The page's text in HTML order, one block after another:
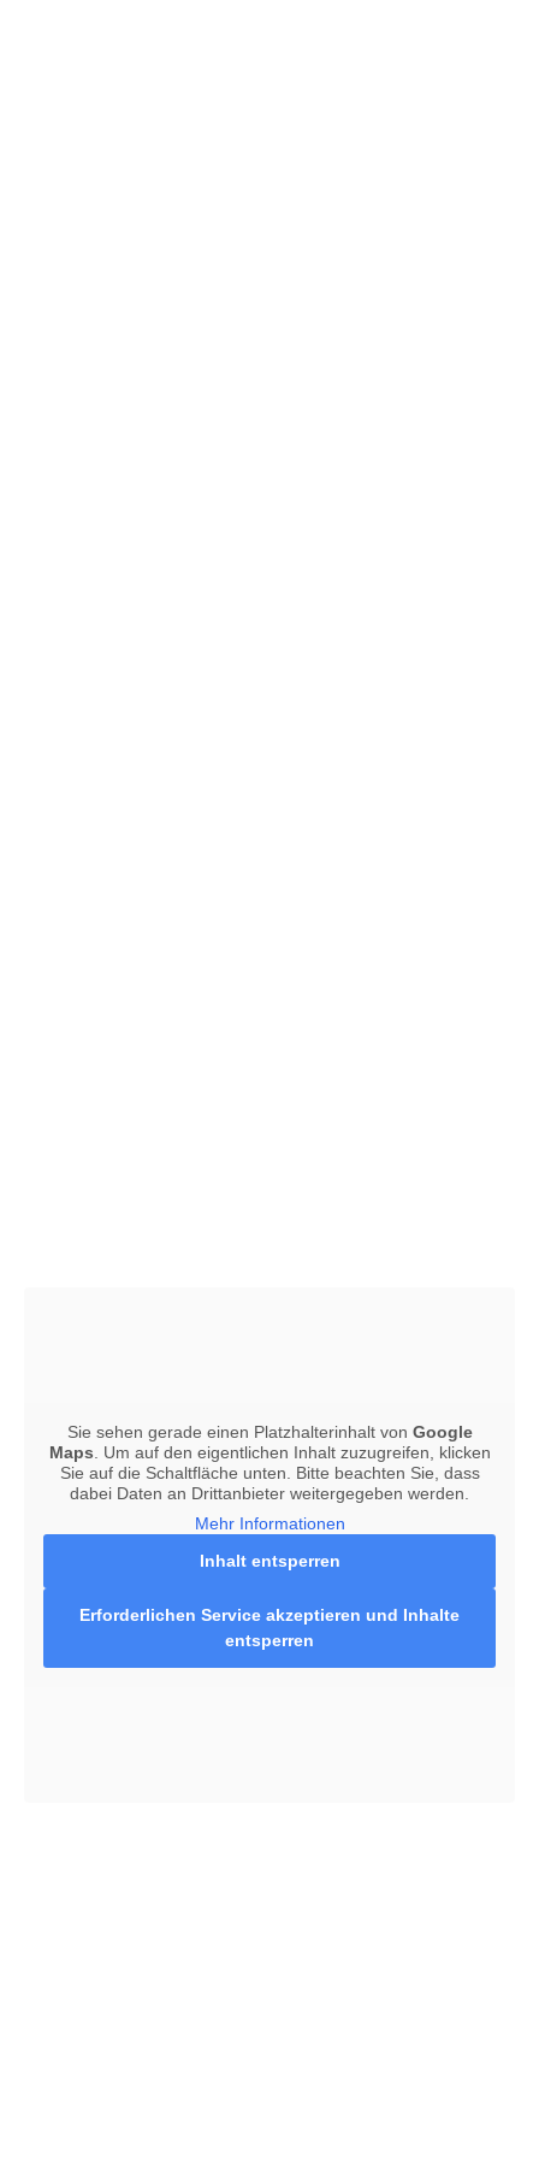
Sie sehen gerade einen Platzhalterinhalt von Google
Maps . Um auf den eigentlichen Inhalt zuzugreifen, klicken
Sie auf die Schaltfläche unten. Bitte beachten Sie, dass
dabei Daten an Drittanbieter weitergegeben werden.
Mehr Informationen
Inhalt entsperren
Erforderlichen Service akzeptieren und Inhalte
entsperren